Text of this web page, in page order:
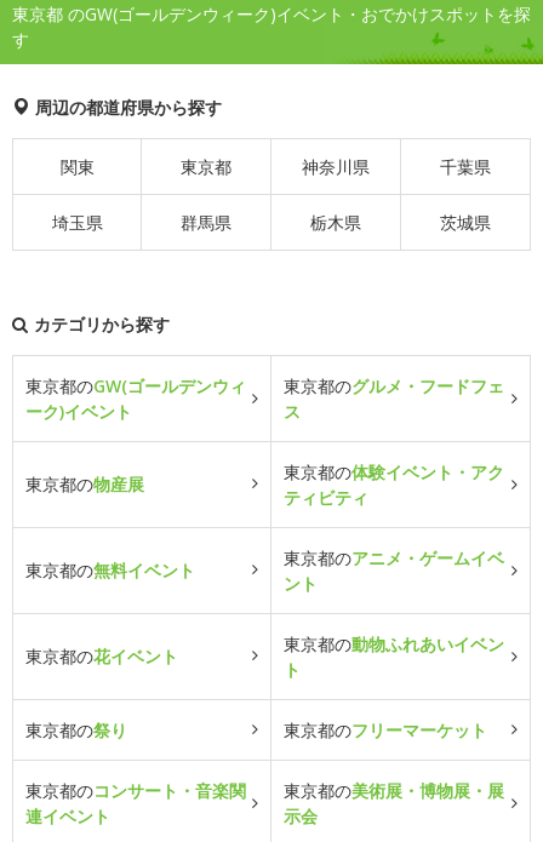
東京都 のGW(ゴールデンウィーク)イベント・おでかけスポットを探
す
周辺の都道府県から探す
関東 東京都 神奈川県 千葉県
埼玉県 群馬県 栃木県 茨城県
カテゴリから探す
東京都のGW(ゴールデンウィ
ーク)イベント
東京都のグルメ・フードフェ
ス
東京都の物産展
東京都の体験イベント・アク
ティビティ
東京都の無料イベント
東京都のアニメ・ゲームイベ
ント
東京都の花イベント
東京都の動物ふれあいイベン
ト
東京都の祭り 東京都のフリーマーケット
東京都のコンサート・音楽関
連イベント
東京都の美術展・博物展・展
示会